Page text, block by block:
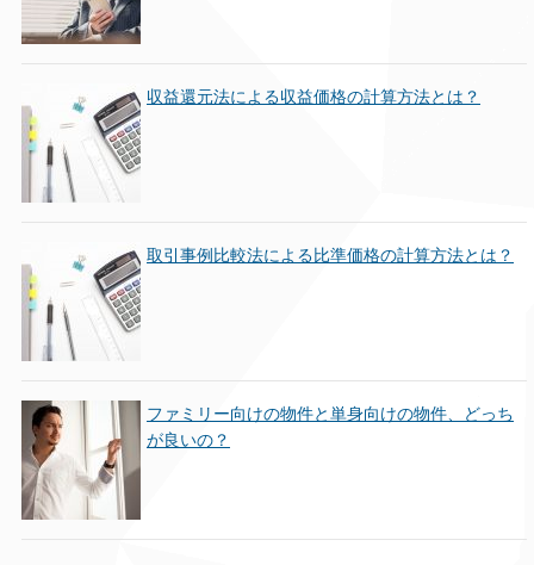
収益還元法による収益価格の計算方法とは？
取引事例比較法による比準価格の計算方法とは？
ファミリー向けの物件と単身向けの物件、どっち
が良いの？